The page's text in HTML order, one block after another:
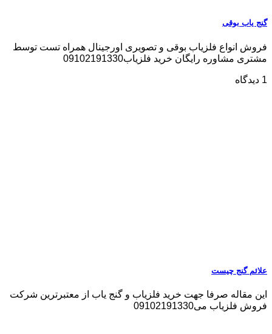
گنج یاب بوقی
فروش انواع فلزیاب بوقی و تصویری اورجینال همراه تست توسط
مشتری مشاوره رایگان خرید فلزیاب09102191330
1 دیدگاه
علائم گنج چیست
این مقاله صرفا جهت خرید فلزیاب و گنج یاب از معتبرترین شرکت
فروش فلزیاب می09102191330